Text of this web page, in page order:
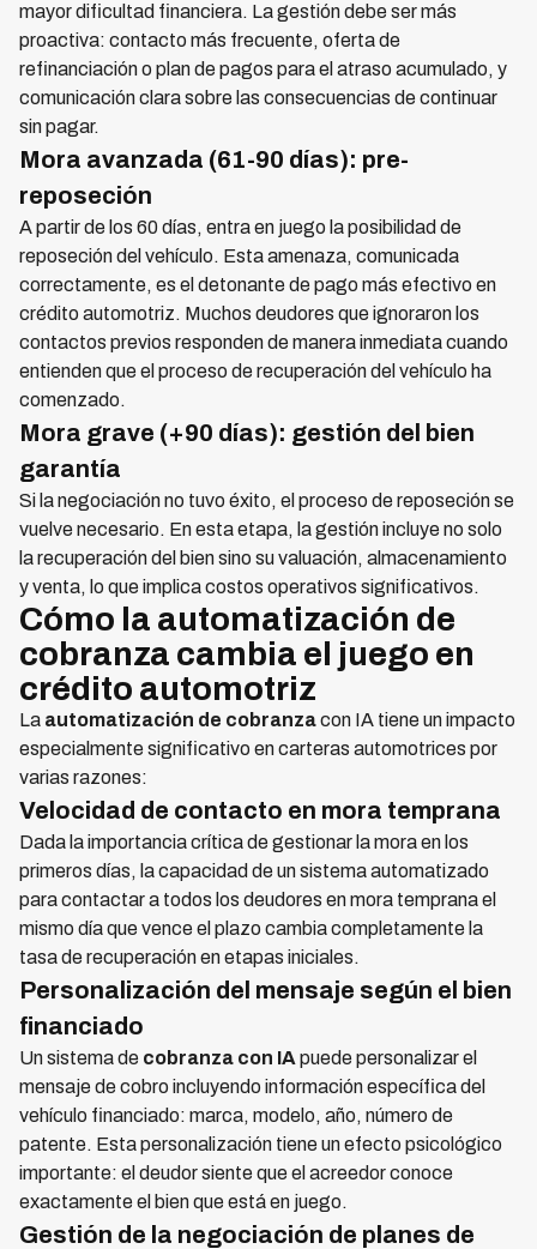
mayor dificultad financiera. La gestión debe ser más
proactiva: contacto más frecuente, oferta de
refinanciación o plan de pagos para el atraso acumulado, y
comunicación clara sobre las consecuencias de continuar
sin pagar.
Mora avanzada (61-90 días): pre-
reposeción
A partir de los 60 días, entra en juego la posibilidad de
reposeción del vehículo. Esta amenaza, comunicada
correctamente, es el detonante de pago más efectivo en
crédito automotriz. Muchos deudores que ignoraron los
contactos previos responden de manera inmediata cuando
entienden que el proceso de recuperación del vehículo ha
comenzado.
Mora grave (+90 días): gestión del bien
garantía
Si la negociación no tuvo éxito, el proceso de reposeción se
vuelve necesario. En esta etapa, la gestión incluye no solo
la recuperación del bien sino su valuación, almacenamiento
y venta, lo que implica costos operativos significativos.
Cómo la automatización de
cobranza cambia el juego en
crédito automotriz
La automatización de cobranzacon IA tiene un impacto
especialmente significativo en carteras automotrices por
varias razones:
Velocidad de contacto en mora temprana
Dada la importancia crítica de gestionar la mora en los
primeros días, la capacidad de un sistema automatizado
para contactar a todos los deudores en mora temprana el
mismo día que vence el plazo cambia completamente la
tasa de recuperación en etapas iniciales.
Personalización del mensaje según el bien
financiado
Un sistema de cobranza con IA puede personalizar el
mensaje de cobro incluyendo información específica del
vehículo financiado: marca, modelo, año, número de
patente. Esta personalización tiene un efecto psicológico
importante: el deudor siente que el acreedor conoce
exactamente el bien que está en juego.
Gestión de la negociación de planes de